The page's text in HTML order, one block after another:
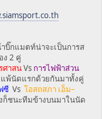
บิ๊กแมตท์น่าจะเป็นการส
ง 2 คู่
ศาสนVs การไฟฟ้าส่วน
พ้นัดแรกด้วยกันมาทั้งคู่
ซี Vs โอสถสภา เอ็ม–
ก็ชนะทีมข้างบนมาในนัด